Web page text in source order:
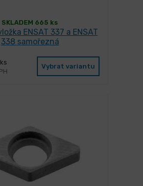
SKLADEM 665 ks
ENSAT 337 a ENSAT
338 samořezná
Vybrat variantu